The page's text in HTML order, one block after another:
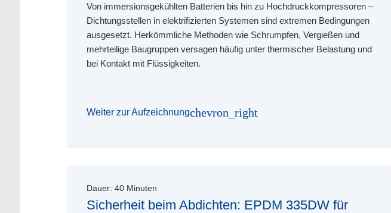
Von immersionsgekühlten Batterien bis hin zu Hochdruckkompressoren –
Dichtungsstellen in elektrifizierten Systemen sind extremen Bedingungen
ausgesetzt. Herkömmliche Methoden wie Schrumpfen, Vergießen und
mehrteilige Baugruppen versagen häufig unter thermischer Belastung und
bei Kontakt mit Flüssigkeiten.
Weiter zur Aufzeichnungchevron_right
Dauer: 40 Minuten
Sicherheit beim Abdichten: EPDM 335DW für